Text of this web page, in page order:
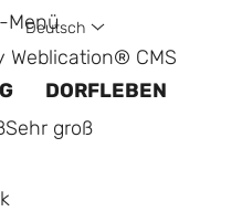
Menü
Weblication® CMS
Sehr groß
Deutsch
DORFLEBEN